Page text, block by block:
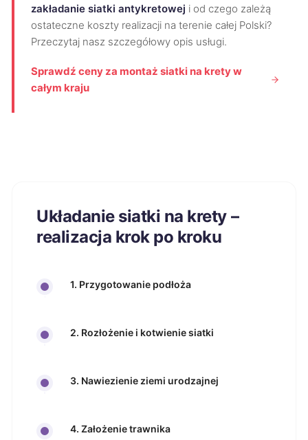
zakładanie siatki antykretowej i od czego zależą
ostateczne koszty realizacji na terenie całej Polski?
Przeczytaj nasz szczegółowy opis usługi.
Sprawdź ceny za montaż siatki na krety w
całym kraju
Układanie siatki na krety –
realizacja krok po kroku
1. Przygotowanie podłoża
2. Rozłożenie i kotwienie siatki
3. Nawiezienie ziemi urodzajnej
4. Założenie trawnika